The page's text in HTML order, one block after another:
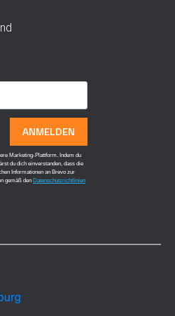
ANMELDEN
Marketing-Plattform. Indem du
du dich einverstanden, dass die
Informationen an Brevo zur
gemäß den Datenschutzrichtlinien